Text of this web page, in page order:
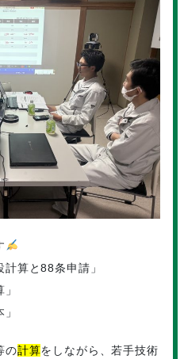
計算と88条申請」
の計算をしながら、若手技術